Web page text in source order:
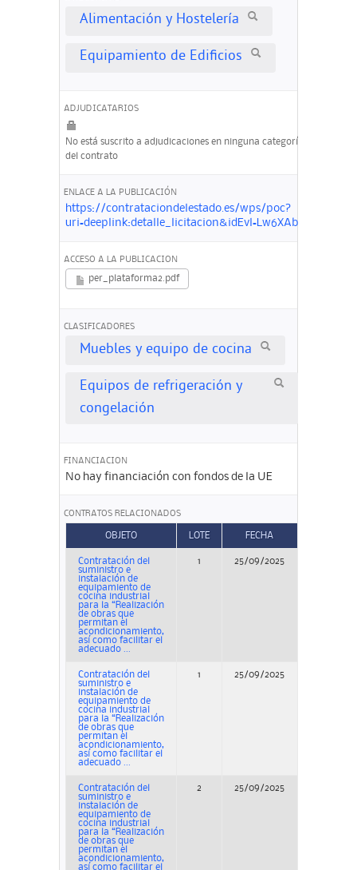
Alimentación y Hostelería
Equipamiento de Edificios
ADJUDICATARIOS
No está suscrito a adjudicaciones en ninguna categoría
del contrato
ENLACE A LA PUBLICACIÓN
https://contrataciondelestado.es/wps/poc?
ACCESO A LA PUBLICACION
per_plataforma2.pdf
CLASIFICADORES
Muebles y equipo de cocina
Equipos de refrigeración y
congelación
FINANCIACION
No hay financiación con fondos de la UE
CONTRATOS RELACIONADOS
OBJETO LOTE FECHA
Contratación del
suministro e
instalación de
equipamiento de
cocina industrial
para la “Realización
de obras que
permitan el
acondicionamiento,
así como facilitar el
adecuado ...
1 25/09/2025
Contratación del
suministro e
instalación de
equipamiento de
cocina industrial
para la “Realización
de obras que
permitan el
acondicionamiento,
así como facilitar el
adecuado ...
1 25/09/2025
Contratación del
suministro e
instalación de
equipamiento de
cocina industrial
para la “Realización
de obras que
permitan el
acondicionamiento,
así como facilitar el
2 25/09/2025